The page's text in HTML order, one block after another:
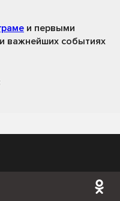
и первыми
важнейших событиях